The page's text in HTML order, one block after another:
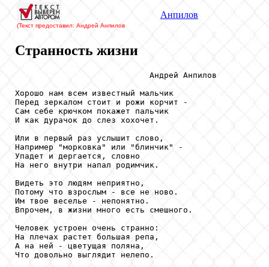
(Текст предоставил: Андрей Анпилов
Анпилов
Странность жизни
                            Андрей Анпилов
Хорошо нам всем известный мальчик
Перед зеркалом стоит и рожи корчит -
Сам себе крючком покажет пальчик
И как дурачок до слез хохочет.
Или в первый раз услышит слово,
Например "морковка" или "блинчик" -
Упадет и дергается, словно
На него внутри напал родимчик.
Видеть это людям неприятно,
Потому что взрослым - все не ново.
Им твое веселье - непонятно.
Впрочем, в жизни много есть смешного.
Человек устроен очень странно:
На плечах растет большая репа,
А на ней - цветущая поляна,
Что довольно выглядит нелепо.